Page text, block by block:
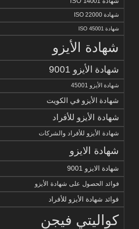
شهادة ISO 22000
شهادة ISO 45001
شهادة الأيزو
شهادة الأيزو 9001
شهادة الأيزو 45001
شهادة الأيزو في الكويت
شهادة الأيزو للأفراد
شهادة الأيزو للأفراد والشركات
شهادة الايزو
شهادة الايزو 9001
فوائد الحصول على شهادة الأيزو
فوائد شهادة الأيزو للأفراد
كواليتي فيجن